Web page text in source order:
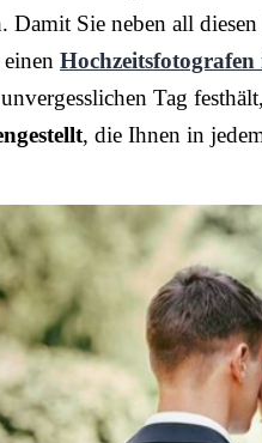
Damit Sie neben all
Tag
, die Ihnen in